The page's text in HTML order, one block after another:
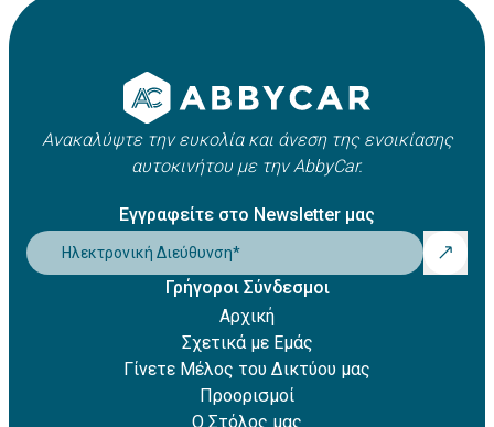
Apple Pay
νέους οδηγούς.
Ανακαλύψτε την ευκολία και άνεση της ενοικίασης
αυτοκινήτου με την AbbyCar.
Εγγραφείτε στο Newsletter μας
Ηλεκτρονική Διεύθυνση*
Γρήγοροι Σύνδεσμοι
Αρχική
Σχετικά με Εμάς
Γίνετε Μέλος του Δικτύου μας
Προορισμοί
Ο Στόλος μας